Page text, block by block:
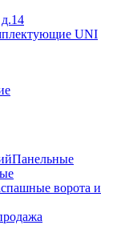
UNI
Панельные
ворота и